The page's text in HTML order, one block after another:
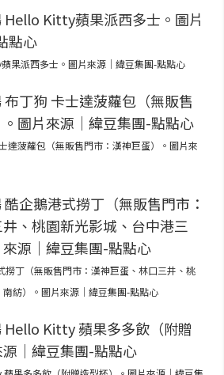
果派西多士。圖片來源｜緯豆集團-點點心
達菠蘿包（無販售門市：漢神巨蛋）。圖片來
丁（無販售門市：漢神巨蛋、林口三井、桃
紡）。圖片來源｜緯豆集團-點點心